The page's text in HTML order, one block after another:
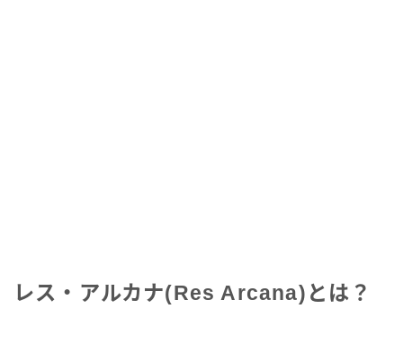
レス・アルカナ(Res Arcana)とは？